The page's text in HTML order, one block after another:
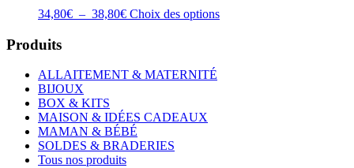
34,80€ – 38,80€Plage
à
38,80€
Choix des optionsCe
Produits
ALLAITEMENT & MATERNITÉ
BIJOUX
BOX & KITS
MAISON & IDÉES CADEAUX
MAMAN & BÉBÉ
SOLDES & BRADERIES
Tous nos produits